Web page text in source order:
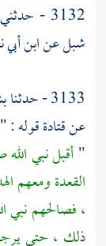
3132 - حدثني
شبلعنابن
3133 - حدثنا
عنقتادةقوله : "
"أقبل نبي
القعدة ومعهم
، فصالحهم نبي
ذلك ، حتى